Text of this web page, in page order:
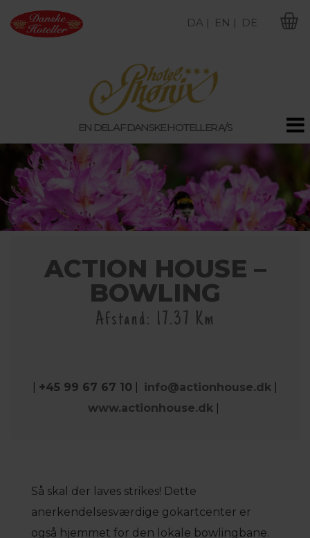
EN DEL AF DANSKE HOTELLER A/S
DA | EN | DE
ACTION HOUSE –
BOWLING
Afstand: 17.37 Km
+45 99 67 67 10 info@actionhouse.dk
www.actionhouse.dk
Så skal der laves strikes! Dette
anerkendelsesværdige gokartcenter er
også hjemmet for den lokale bowlingbane.